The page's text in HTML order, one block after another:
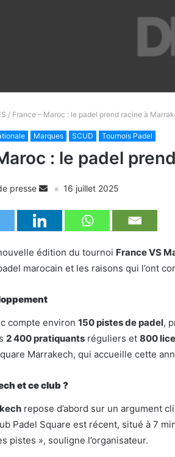
/ France – Maroc : le padel prend racine à
Marques SCUD Tournois Padel
: le padel
presse 16 juillet 2025
édition du tournoi France VS
marocain et les raisons qui l’ont
compte environ 150 pistes de padel,
2 400 pratiquants réguliers et 800
Marrakech, qui accueille cette
et ce club ?
repose d’abord sur un argument
Padel Square est récent, situé à 7
pistes », souligne l’organisateur.